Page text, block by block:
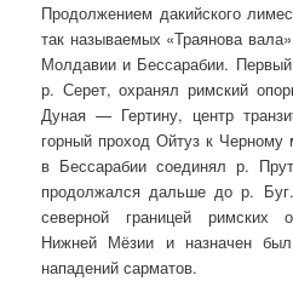
Продолжением дакийского
так называемых «Траянова
Молдавии и Бессарабии.
р. Серет, охранял римский
Дуная — Гертину, центр
горный проход Ойтуз к
в Бессарабии соединял р.
продолжался дальше до р.
северной границей римских
Нижней Мёзии и назначен
нападений сарматов.